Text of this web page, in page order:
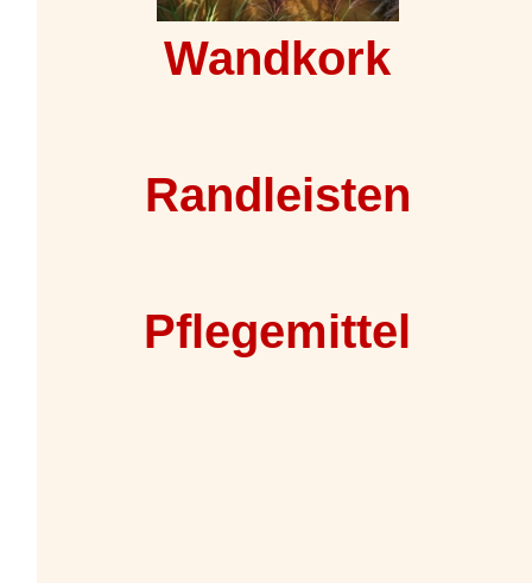
Wandkork
Randleisten
Pflegemittel